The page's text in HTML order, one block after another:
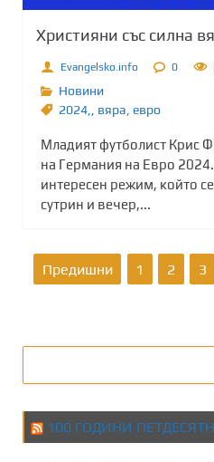
Християни със силна
Evangelsko.info 0
Новини
2024,, вяра, евро
Младият футболист Крис
на Германия на Евро
интересен режим, който
сутрин и вечер,...
з
д
е
Предишни 1 2 3
100 ГОДИНИ